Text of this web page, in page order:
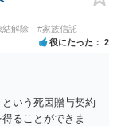
結解除 #家族信託
役にたった 2
いう死因贈与契約
ることができま